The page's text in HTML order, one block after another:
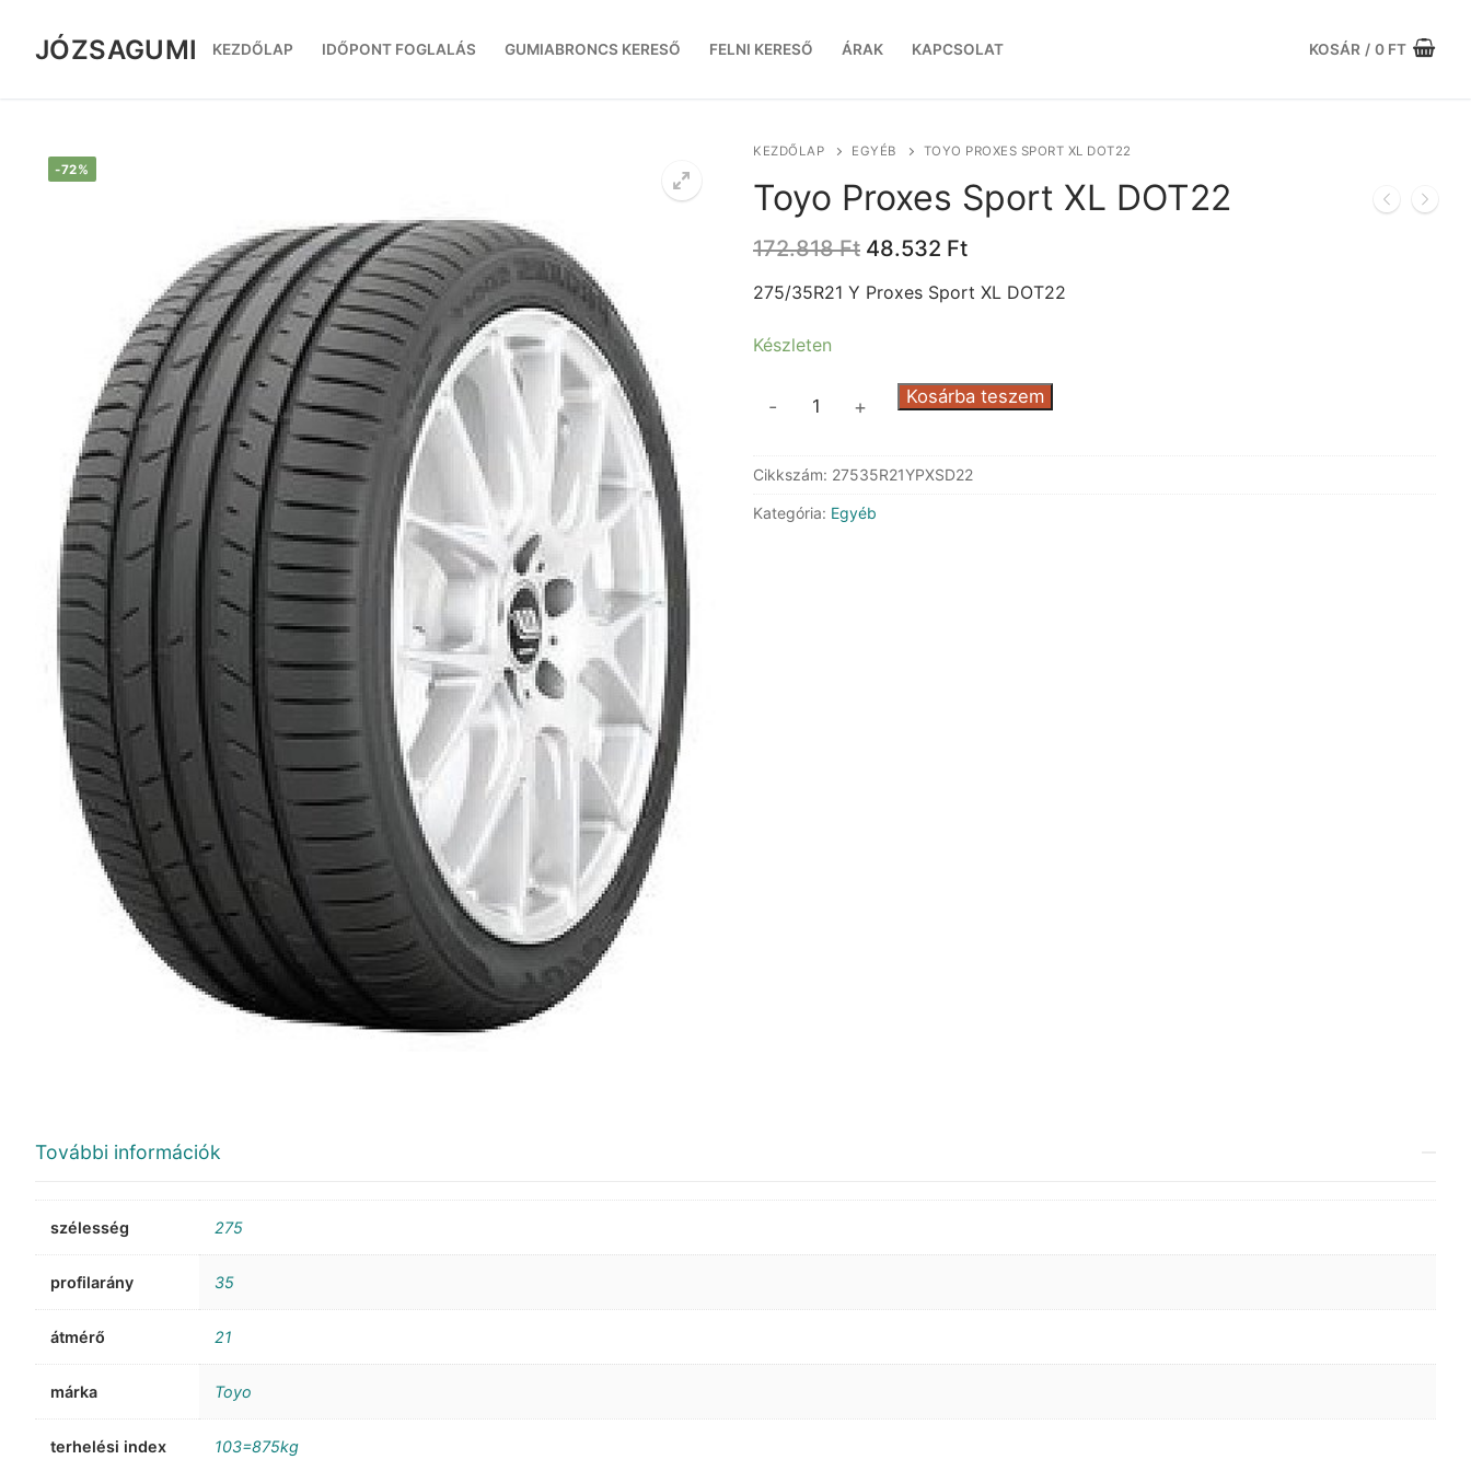
tartalomra
JÓZSAGUMI KEZDŐLAP IDŐPONT FOGLALÁS GUMIABRONCS KERESŐ FELNI KERESŐ ÁRAK KAPCSOLAT KOSÁR / 0 FT
-72%
KEZDŐLAP EGYÉB TOYO PROXES SPORT XL DOT22
Toyo Proxes Sport XL DOT22
172.818Ft Original
was:
48.532 FtCurrent
is:
275/35R21 Y Proxes Sport XL DOT22
Készleten
XL
DOT22
- + Kosárba teszem
Cikkszám: 27535R21YPXSD22
Kategória: Egyéb
További információk
szélesség 275
profilarány 35
átmérő 21
márka Toyo
terhelési index 103=875kg